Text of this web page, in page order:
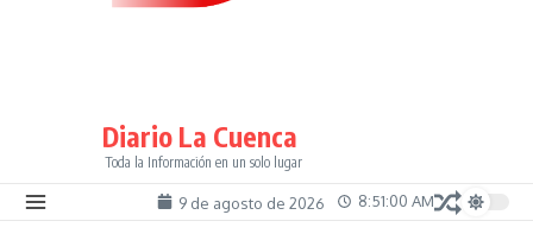
Diario La Cuenca
Toda la Información en un solo lugar
9 de agosto de 2026 8:51:01 AM